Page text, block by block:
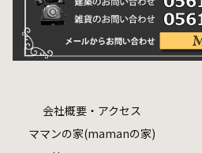
会社概要・アクセス
ママンの家(mamanの家)